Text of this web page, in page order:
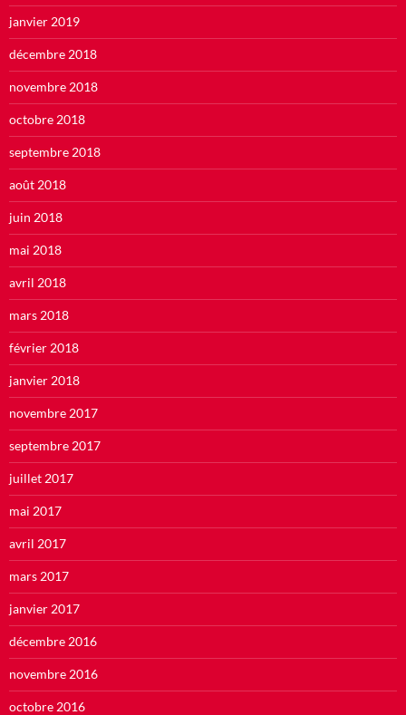
janvier 2019
décembre 2018
novembre 2018
octobre 2018
septembre 2018
août 2018
juin 2018
mai 2018
avril 2018
mars 2018
février 2018
janvier 2018
novembre 2017
septembre 2017
juillet 2017
mai 2017
avril 2017
mars 2017
janvier 2017
décembre 2016
novembre 2016
octobre 2016